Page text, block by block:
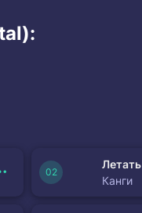
Летать
Канги